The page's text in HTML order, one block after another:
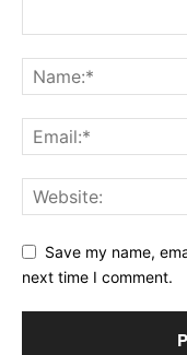
Save my name,
next time I comment.